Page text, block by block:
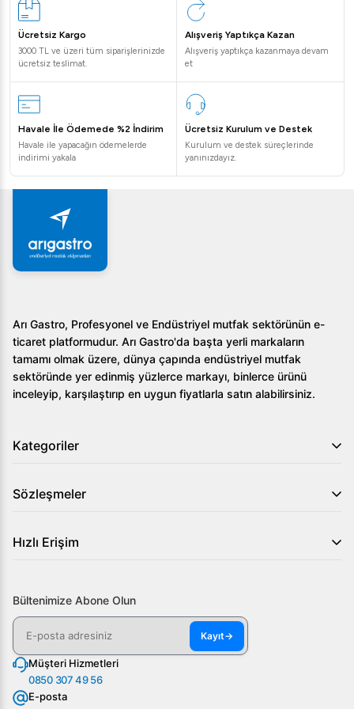
Ücretsiz Kargo
3000 TL ve üzeri tüm siparişlerinizde
ücretsiz teslimat.
Alışveriş Yaptıkça Kazan
Alışveriş yaptıkça kazanmaya devam
et
Havale İle Ödemede %2 İndirim
Havale ile yapacağın ödemelerde
indirimi yakala
Ücretsiz Kurulum ve Destek
Kurulum ve destek süreçlerinde
yanınızdayız.
Arı Gastro, Profesyonel ve Endüstriyel mutfak sektörünün e-
ticaret platformudur. Arı Gastro'da başta yerli markaların
tamamı olmak üzere, dünya çapında endüstriyel mutfak
sektöründe yer edinmiş yüzlerce markayı, binlerce ürünü
inceleyip, karşılaştırıp en uygun fiyatlarla satın alabilirsiniz.
Kategoriler
Sözleşmeler
Hızlı Erişim
Bültenimize Abone Olun
Kayıt→
Müşteri Hizmetleri
0850 307 49 56
E-posta